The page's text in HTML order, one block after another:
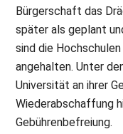
Bürgerschaft das
später als geplant
sind die
angehalten. Unter
Universität an ihrer
Wiederabschaffung
Gebührenbefreiung.